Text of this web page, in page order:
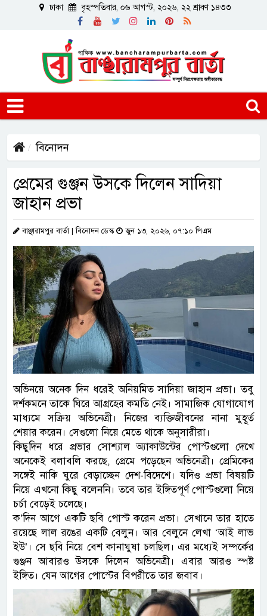
ঢাকা বৃহস্পতিবার, ০৬ আগস্ট, ২০২৬, ২২ শ্রাবণ ১৪৩৩
বিনোদন
প্রেমের গুঞ্জন উসকে দিলেন সাদিয়া
জাহান প্রভা
বাঞ্ছারামপুর বার্তা | বিনোদন ডেস্ক জুন ১৩, ২০২৬, ০৭:১০ পিএম
অভিনয়ে অনেক দিন ধরেই অনিয়মিত সাদিয়া জাহান প্রভা। তবু
দর্শকমনে তাকে ঘিরে আগ্রহের কমতি নেই। সামাজিক যোগাযোগ
মাধ্যমে সক্রিয় অভিনেত্রী। নিজের ব্যক্তিজীবনের নানা মুহূর্ত
শেয়ার করেন। সেগুলো নিয়ে মেতে থাকে অনুসারীরা।
কিছুদিন ধরে প্রভার সোশ্যাল অ্যাকাউন্টের পোস্টগুলো দেখে
অনেকেই বলাবলি করছে, প্রেমে পড়েছেন অভিনেত্রী। প্রেমিকের
সঙ্গেই নাকি ঘুরে বেড়াচ্ছেন দেশ-বিদেশে। যদিও প্রভা বিষয়টি
নিয়ে এখনো কিছু বলেননি। তবে তার ইঙ্গিতপূর্ণ পোস্টগুলো নিয়ে
চর্চা বেড়েই চলেছে।
ক’দিন আগে একটি ছবি পোস্ট করেন প্রভা। সেখানে তার হাতে
রয়েছে লাল রঙের একটি বেলুন। আর বেলুনে লেখা ‘আই লাভ
ইউ’। সে ছবি নিয়ে বেশ কানাঘুষা চলছিল। এর মধ্যেই সম্পর্কের
গুঞ্জন আবারও উসকে দিলেন অভিনেত্রী। এবার আরও স্পষ্ট
ইঙ্গিত। যেন আগের পোস্টের বিপরীতে তার জবাব।